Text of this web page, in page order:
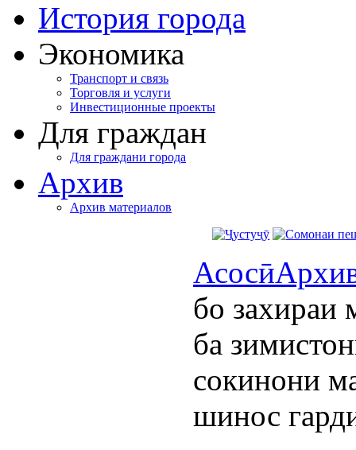
История города
Экономика
Транспорт и связь
Торговля и услуги
Инвестиционные проекты
Для граждан
Для граждани города
Архив
Архив материалов
Асосӣ
бо захираи
ба
сокинони
шинос